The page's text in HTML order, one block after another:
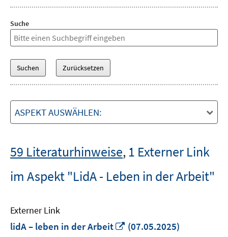
Suche
ASPEKT AUSWÄHLEN:
59 Literaturhinweise, 1 Externer Link
im Aspekt "LidA - Leben in der Arbeit"
Externer Link
lidA – leben in der Arbeit
In
(07.05.2025)